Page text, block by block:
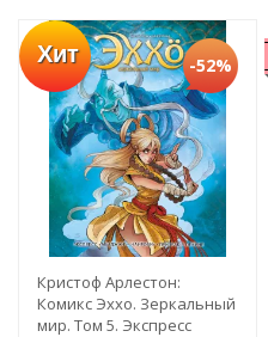
Хит -52%
Кристоф Арлестон:
Комикс Эххо. Зеркальный
мир. Том 5. Экспресс